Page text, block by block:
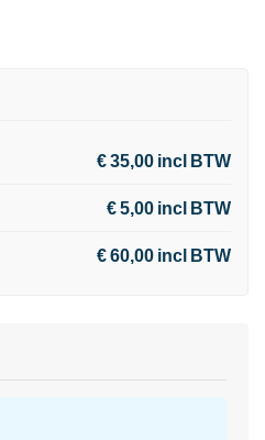
€ 35,00 incl BTW
€ 5,00 incl BTW
€ 60,00 incl BTW